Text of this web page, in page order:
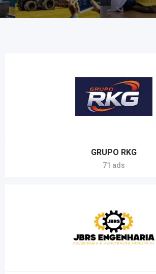
GRUPO RKG
71 ads